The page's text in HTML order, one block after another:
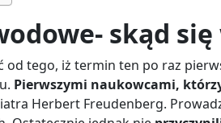
skąd się
od tego, iż termin ten po raz
Pierwszymi naukowcami,
Herbert Freudenberg.